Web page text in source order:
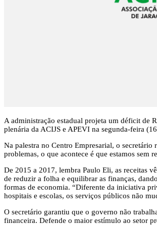
A administração estadual projeta um déficit de
plenária da ACIJS e APEVI na segunda-feira
Na palestra no Centro Empresarial, o secretário
problemas, o que acontece é que estamos sem
De 2015 a 2017, lembra Paulo Eli, as receitas
de reduzir a folha e equilibrar as finanças,
formas de economia. “Diferente da iniciativa
hospitais e escolas, os serviços públicos não
O secretário garantiu que o governo não
financeira. Defende o maior estímulo ao setor